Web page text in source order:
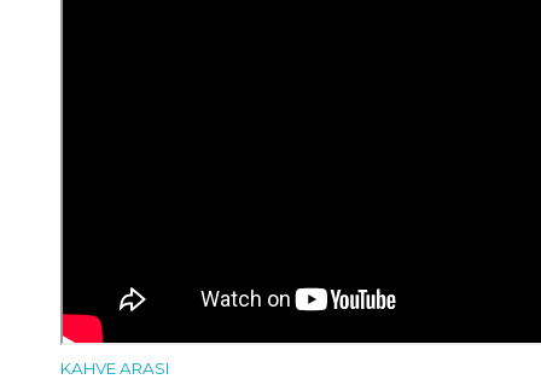
KAHVE ARASI